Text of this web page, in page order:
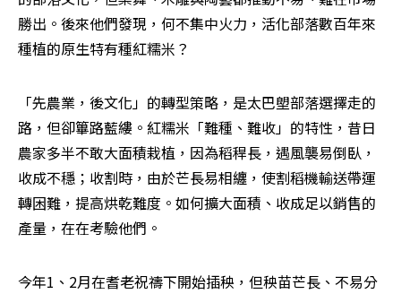
勝出。後來他們發現，何不集中火力，活化部落數百年來
種植的原生特有種紅糯米？
「先農業，後文化」的轉型策略，是太巴塱部落選擇走的
路，但卻篳路藍縷。紅糯米「難種、難收」的特性，昔日
農家多半不敢大面積栽植，因為稻稈長，遇風襲易倒臥，
收成不穩；收割時，由於芒長易相纏，使割稻機輸送帶運
轉困難，提高烘乾難度。如何擴大面積、收成足以銷售的
產量，在在考驗他們。
今年1、2月在耆老祝禱下開始插秧，但秧苗芒長、不易分